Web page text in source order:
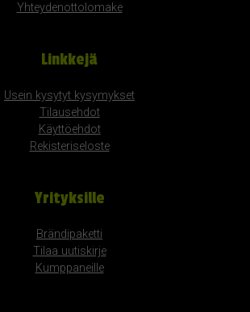
Yhteydenottolomake
Linkkejä
Usein kysytyt kysymykset
Tilausehdot
Käyttöehdot
Rekisteriseloste
Yrityksille
Brändipaketti
Tilaa uutiskirje
Kumppaneille